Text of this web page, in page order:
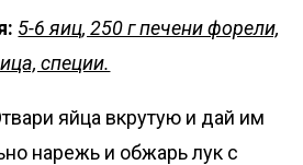
5-6 яиц, 250 г печени форели,
специи.
яйца вкрутую и дай им
нарежь и обжарь лук с